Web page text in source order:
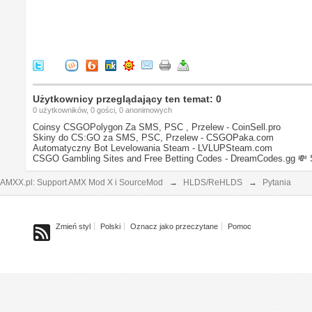
Użytkownicy przeglądający ten temat: 0
0 użytkowników, 0 gości, 0 anonimowych
Coinsy CSGOPolygon Za SMS, PSC , Przelew - CoinSell.pro
Skiny do CS:GO za SMS, PSC, Przelew - CSGOPaka.com
Automatyczny Bot Levelowania Steam - LVLUPSteam.com
CSGO Gambling Sites and Free Betting Codes - DreamCodes.gg 💸
AMXX.pl: Support AMX Mod X i SourceMod → HLDS/ReHLDS → Pytania
Zmień styl Polski Oznacz jako przeczytane Pomoc